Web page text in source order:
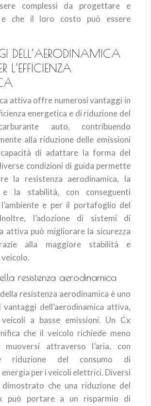
complessi da progettare e
e che il loro costo può essere
DELL’AERODINAMICA
L’EFFICIENZA
attiva offre numerosi vantaggi in
energetica e di riduzione del
auto, contribuendo
alla riduzione delle emissioni
di adattare la forma del
condizioni di guida permette
la resistenza aerodinamica, la
e la stabilità, con conseguenti
e per il portafoglio del
l’adozione di sistemi di
attiva può migliorare la sicurezza
alla maggiore stabilità e
resistenza aerodinamica
resistenza aerodinamica è uno
vantaggi dell’aerodinamica attiva,
a basse emissioni. Un Cx
che il veicolo richiede meno
muoversi attraverso l’aria, con
riduzione del consumo di
per i veicoli elettrici. Diversi
che una riduzione del
può portare a un risparmio di